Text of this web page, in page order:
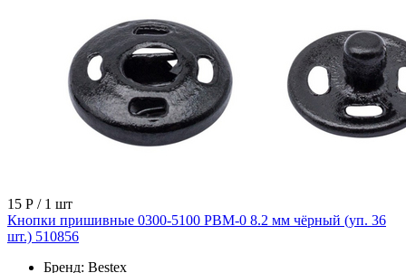
15 Р / 1 шт
Кнопки пришивные 0300-5100 PBM-0 8.2 мм чёрный (уп. 36
шт.) 510856
Бренд: Bestex